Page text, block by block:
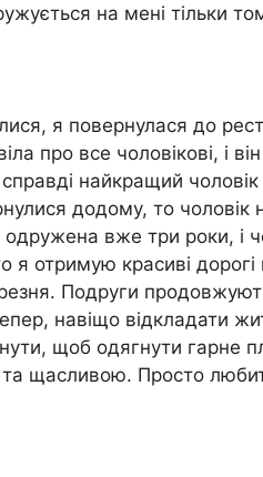
на мені тільки
я повернулася до
про все чоловікові, і
найкращий чоловік
додому, то
вже три роки, і
я отримую красиві дорогі
Подруги
навіщо відкладати
щоб одягнути гарне
щасливою. Просто